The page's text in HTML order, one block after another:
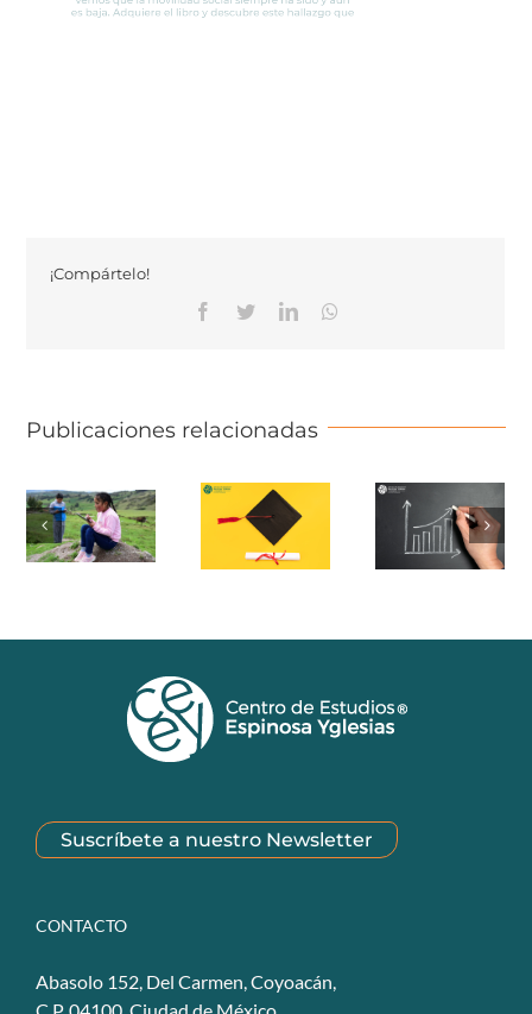
¡Compártelo!
Facebook
TwitterLinkedinWhatsapp
Publicaciones relacionadas
Suscríbete a nuestro Newsletter
CONTACTO
Abasolo 152, Del Carmen, Coyoacán,
C.P. 04100. Ciudad de México